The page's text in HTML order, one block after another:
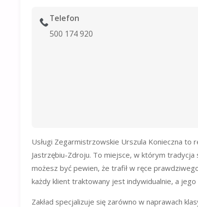
Telefon
500 174 920
Usługi Zegarmistrzowskie Urszula Konieczna to
Jastrzębiu-Zdroju. To miejsce, w którym
możesz być pewien, że trafił w ręce
każdy klient traktowany jest indywidualnie, a
Zakład specjalizuje się zarówno w naprawach